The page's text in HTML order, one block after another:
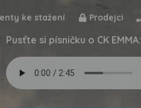
ke stažení Prodejci
Pusťte si písničku o CK EMMA: